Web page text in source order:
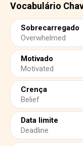
Vocabulário
Sobrecarregado
Overwhelmed
Motivado
Motivated
Crença
Belief
Data limite
Deadline